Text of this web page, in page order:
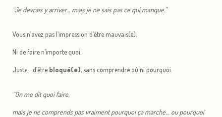
“Je devrais y arriver… mais je ne sais pas ce qui manque.”
Vous n’avez pas l’impression d’être mauvais(e).
Ni de faire n’importe quoi.
Juste… d’être bloqué(e), sans comprendre où ni pourquoi.
“On me dit quoi faire,
mais je ne comprends pas vraiment pourquoi ça marche… ou pourquoi